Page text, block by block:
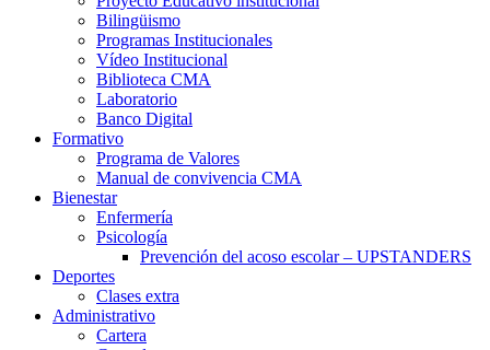
Bilingüismo
Programas Institucionales
Vídeo Institucional
Biblioteca CMA
Laboratorio
Banco Digital
Formativo
Programa de Valores
Manual de convivencia CMA
Bienestar
Enfermería
Psicología
Prevención del acoso escolar – UPSTANDERS
Deportes
Clases extra
Administrativo
Cartera